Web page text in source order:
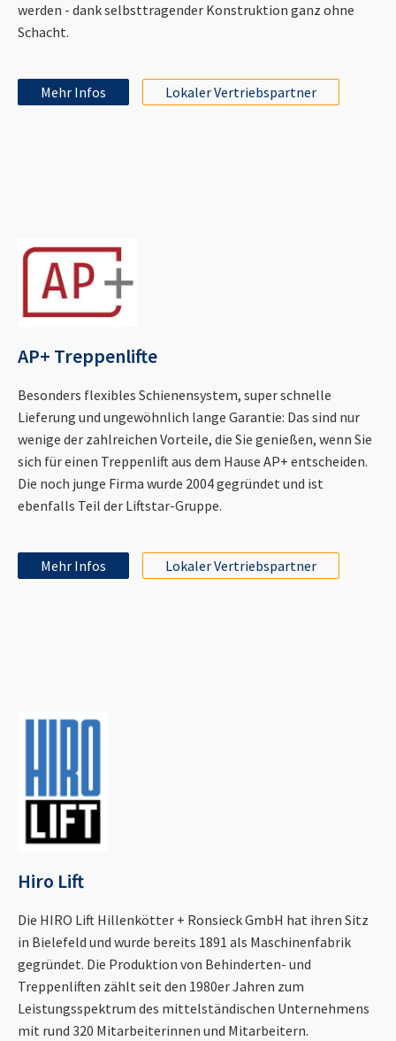
werden - dank selbsttragender Konstruktion ganz ohne
Schacht.
Mehr Infos Lokaler Vertriebspartner
AP+ Treppenlifte
Besonders flexibles Schienensystem, super schnelle
Lieferung und ungewöhnlich lange Garantie: Das sind nur
wenige der zahlreichen Vorteile, die Sie genießen, wenn Sie
sich für einen Treppenlift aus dem Hause AP+ entscheiden.
Die noch junge Firma wurde 2004 gegründet und ist
ebenfalls Teil der Liftstar-Gruppe.
Mehr Infos Lokaler Vertriebspartner
Hiro Lift
Die HIRO Lift Hillenkötter + Ronsieck GmbH hat ihren Sitz
in Bielefeld und wurde bereits 1891 als Maschinenfabrik
gegründet. Die Produktion von Behinderten- und
Treppenliften zählt seit den 1980er Jahren zum
Leistungsspektrum des mittelständischen Unternehmens
mit rund 320 Mitarbeiterinnen und Mitarbeitern.